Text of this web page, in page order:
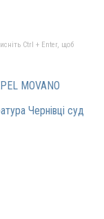
Ctrl + Enter, щоб
MOVANO
Чернівці суд